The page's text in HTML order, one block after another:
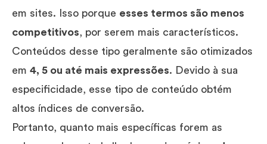
em sites. Isso porque esses termos são menos
competitivos, por serem mais característicos.
Conteúdos desse tipo geralmente são otimizados
em 4, 5 ou até mais expressões. Devido à sua
especificidade, esse tipo de conteúdo obtém
altos índices de conversão.
Portanto, quanto mais específicas forem as